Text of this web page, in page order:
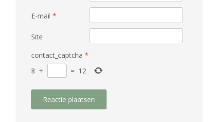
E-mail *
Site
contact_captcha *
8 + = 12